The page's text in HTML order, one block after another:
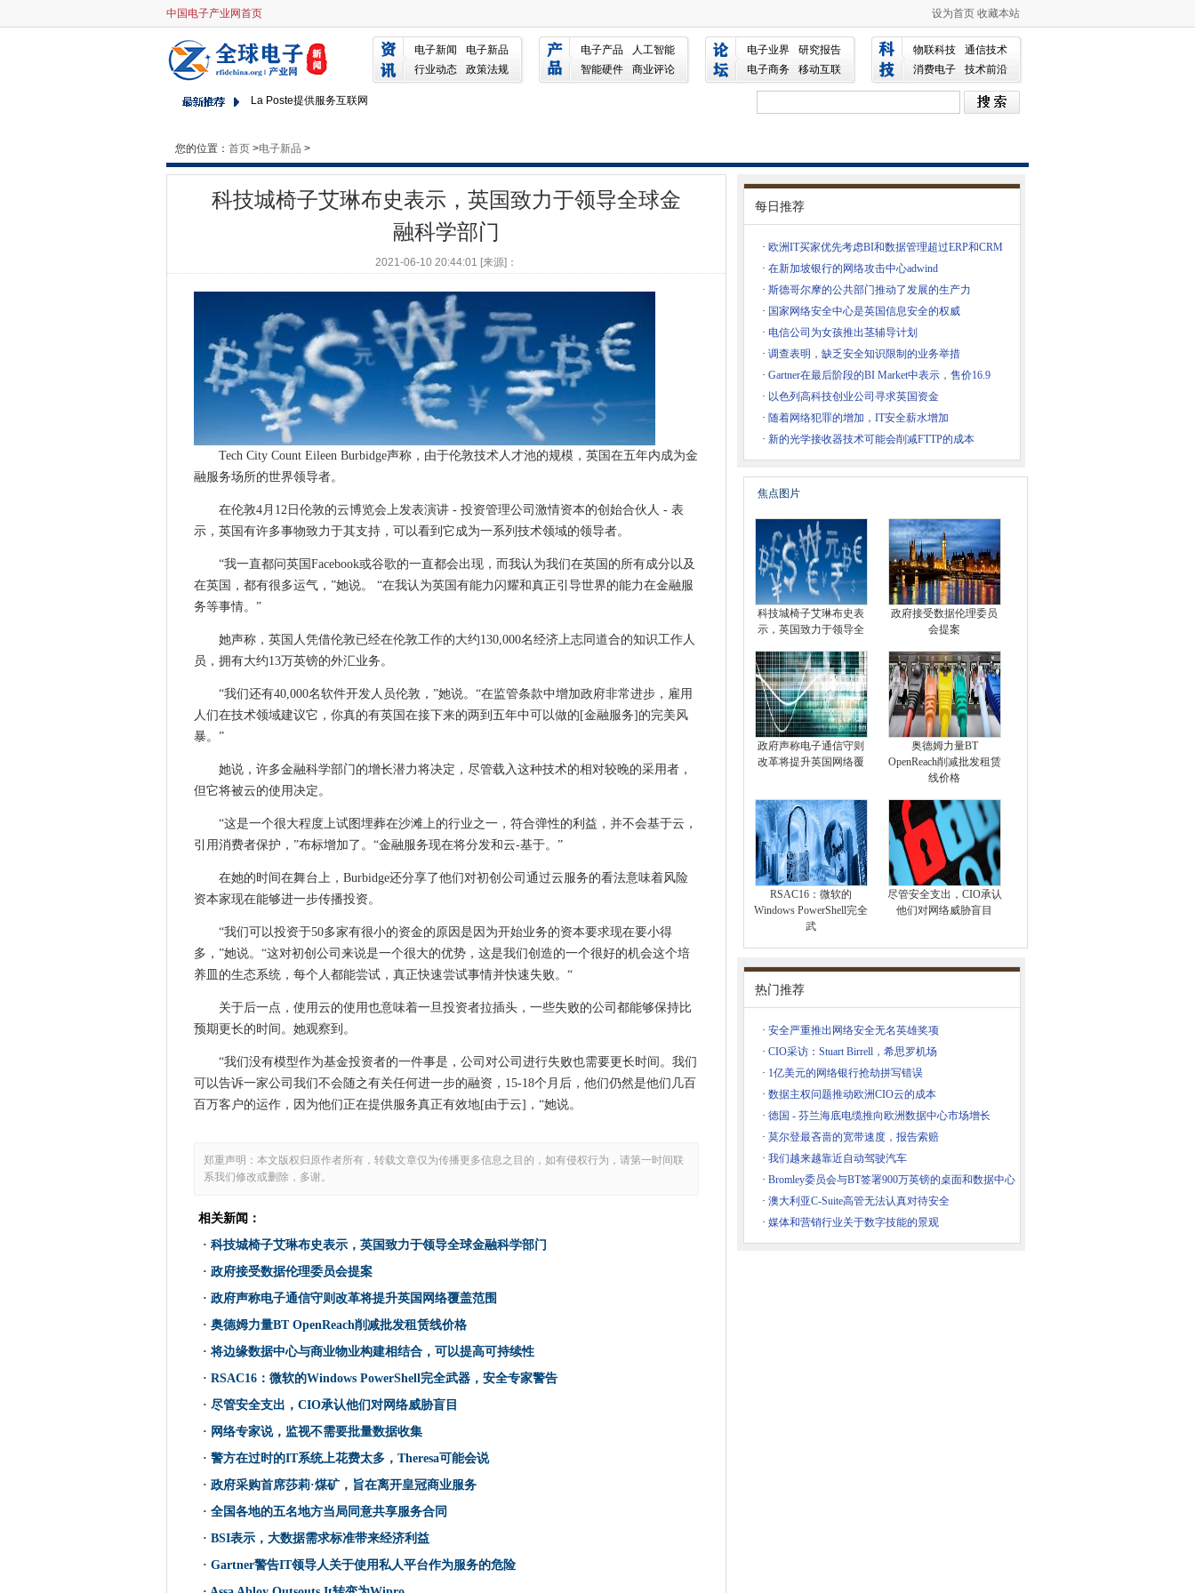
中国电子产业网首页 设为首页 收藏本站
电子新闻
电子新品
行业动态
政策法规
电子产品
人工智能
智能硬件
商业评论
电子业界
研究报告
电子商务
移动互联
物联科技
通信技术
消费电子
技术前沿
科技城椅子艾琳布史表示，英国致力于领导全球金融科学部门
欧洲IT买家优先考虑BI和数据管理超过ERP和CRM
安全严重推出网络安全无名英雄奖项
La Poste提供服务互联网
在新加坡银行的网络攻击中心adwind
CIO采访：Stuart Birrell，希思罗机场
通过G-Cloud将公共部门销售放缓的放缓是什么？
政府声称电子通信守则改革将提升英国网络覆盖范围
斯德哥尔摩的公共部门推动了发展的生产力
1亿美元的网络银行抢劫拼写错误
奥德姆力量BT OpenReach削减批发租赁线价格
国家网络安全中心是英国信息安全的权威
数据主权问题推动欧洲CIO云的成本
作为对扑发的需求增长，建立第三爱尔兰数据中心的内部
将边缘数据中心与商业物业构建相结合，可以提高可持续性
电信公司为女孩推出茎辅导计划
德国 - 芬兰海底电缆推向欧洲数据中心市场增长
执行面试：微软的国家云头在隐私权方面
RSAC16：微软的Windows PowerShell完全武器，安全专家警告
调查表明，缺乏安全知识限制的业务举措
律师事务所将大型球员扼杀，用于大型融合
苏格兰边界与CGI签署了9200万英镑的数字服务合同
网络专家说，监视不需要批量数据收集
Gartner在最后阶段的BI Market中表示，售价16.9亿美元的市场向业务转移
Bromley委员会与BT签署900万英镑的桌面和数据中心合同
警方在过时的IT系统上花费太多，Theresa可能会说
以色列高科技创业公司寻求英国资​​金
报告说，Volte呼叫尚未与2G或3G可靠
随着网络犯罪的增加，IT安全薪水增加
媒体和营销行业关于数字技能的景观
伦敦人领导移动银行交换机
全国各地的五名地方当局同意共享服务合同
新的光学接收器技术可能会削减FTTP的成本
爱尔兰地点被DDOS袭击落下
Techuk挑选网络威胁情报
BSI表示，大数据需求标准带来经济利益
卫星数据链接将迄今为止带来欧洲空中交通管理
CIO采访：约翰群岛，比利时
Gartner建议CDOS关于如何克服它的抵抗力
科技城椅子艾琳布史表示，英国致力于领导全球金融科学部门
欧洲IT买家优先考虑BI和数据管理超过ERP和CRM
安全严重推出网络安全无名英雄奖项
La Poste提供服务互联网
政府接受数据伦理委员会提案
在新加坡银行的网络攻击中心adwind
政府声称电子通信守则改革将提升英国网络覆盖范围
斯德哥尔摩的公共部门推动了发展的生产力
1亿美元的网络银行抢劫拼写错误
NHS伦敦采购合作伙伴关系为EPR框架招标
奥德姆力量BT OpenReach削减批发租赁线价格
国家网络安全中心是英国信息安全的权威
数据主权问题推动欧洲CIO云的成本
作为对扑发的需求增长，建立第三爱尔兰数据中心的内部
您的位置： 首页 >电子新品 >
科技城椅子艾琳布史表示，英国致力于领导全球金
融科学部门
2021-06-10 20:44:01 [来源]：
Tech City Count Eileen Burbidge声称，由于伦敦技术人才​​池的规模，英国在五年内成为金
融服务场所的世界领导者。
在伦敦4月12日伦敦的云博览会上发表演讲 - 投资管理公司激情资本的创始合伙人 - 表
示，英国有许多事物致力于其支持，可以看到它成为一系列技术领域的领导者。
“我一直都问英国Facebook或谷歌的一直都会出现，而我认为我们在英国的所有成分以及
在英国，都有很多运气，”她说。 “在我认为英国有能力闪耀和真正引导世界的能力在金融服
务等事情。”
她声称，英国人凭借伦敦已经在伦敦工作的大约130,000名经济上志同道合的知识工作人
员，拥有大约13万英镑的外汇业务。
“我们还有40,000名软件开发人员伦敦，”她说。“在监管条款中增加政府非常进步，雇用
人们在技术领域建议它，你真的有英国在接下来的两到五年中可以做的[金融服务]的完美风
暴。”
她说，许多金融科学部门的增长潜力将决定，尽管载入这种技术的相对较晚的采用者，
但它将被云的使用决定。
“这是一个很大程度上试图埋葬在沙滩上的行业之一，符合弹性的利益，并不会基于云，
引用消费者保护，”布标增加了。“金融服务现在将分发和云-基于。”
在她的时间在舞台上，Burbidge还分享了他们对初创公司通过云服务的看法意味着风险
资本家现在能够进一步传播投资。
“我们可以投资于50多家有很小的资金的原因是因为开始业务的资本要求现在要小得
多，”她说。“这对初创公司来说是一个很大的优势，这是我们创造的一个很好的机会这个培
养皿的生态系统，每个人都能尝试，真正快速尝试事情并快速失败。“
关于后一点，使用云的使用也意味着一旦投资者拉插头，一些失败的公司都能够保持比
预期更长的时间。她观察到。
“我们没有模型作为基金投资者的一件事是，公司对公司进行失败也需要更长时间。我们
可以告诉一家公司我们不会随之有关任何进一步的融资，15-18个月后，他们仍然是他们几百
百万客户的运作，因为他们正在提供服务真正有效地[由于云]，“她说。
郑重声明：本文版权归原作者所有，转载文章仅为传播更多信息之目的，如有侵权行为，请第一时间联
系我们修改或删除，多谢。
相关新闻：
· 科技城椅子艾琳布史表示，英国致力于领导全球金融科学部门
· 政府接受数据伦理委员会提案
· 政府声称电子通信守则改革将提升英国网络覆盖范围
· 奥德姆力量BT OpenReach削减批发租赁线价格
·将边缘数据中心与商业物业构建相结合，可以提高可持续性
· RSAC16：微软的Windows PowerShell完全武器，安全专家警告
· 尽管安全支出，CIO承认他们对网络威胁盲目
· 网络专家说，监视不需要批量数据收集
· 警方在过时的IT系统上花费太多，Theresa可能会说
· 政府采购首席莎莉·煤矿，旨在离开皇冠商业服务
· 全国各地的五名地方当局同意共享服务合同
· BSI表示，大数据需求标准带来经济利益
· Gartner警告IT领导人关于使用私人平台作为服务的危险
每日推荐
· 欧洲IT买家优先考虑BI和数据管理超过ERP和CRM
· 在新加坡银行的网络攻击中心adwind
· 斯德哥尔摩的公共部门推动了发展的生产力
· 国家网络安全中心是英国信息安全的权威
· 电信公司为女孩推出茎辅导计划
· 调查表明，缺乏安全知识限制的业务举措
· Gartner在最后阶段的BI Market中表示，售价16.9
· 以色列高科技创业公司寻求英国资​​金
· 随着网络犯罪的增加，IT安全薪水增加
· 新的光学接收器技术可能会削减FTTP的成本
焦点图片
科技城椅子艾琳布史表
示，英国致力于领导全
政府接受数据伦理委员
会提案
政府声称电子通信守则
改革将提升英国网络覆
奥德姆力量BT
OpenReach削减批发租赁
线价格
RSAC16：微软的
Windows PowerShell完全
武
尽管安全支出，CIO承认
他们对网络威胁盲目
热门推荐
· 安全严重推出网络安全无名英雄奖项
· CIO采访：Stuart Birrell，希思罗机场
· 1亿美元的网络银行抢劫拼写错误
· 数据主权问题推动欧洲CIO云的成本
· 德国 - 芬兰海底电缆推向欧洲数据中心市场增长
· 莫尔登最吝啬的宽带速度，报告索赔
· 我们越来越靠近自动驾驶汽车
· Bromley委员会与BT签署900万英镑的桌面和数据中心
合同
· 澳大利亚C-Suite高管无法认真对待安全
· 媒体和营销行业关于数字技能的景观